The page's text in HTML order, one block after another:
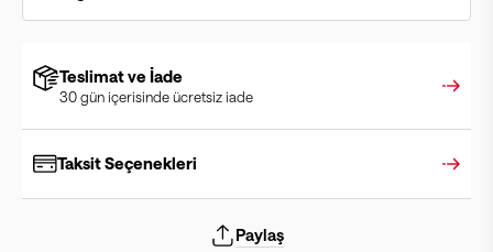
Teslimat ve İade
30 gün içerisinde ücretsiz iade
Taksit Seçenekleri
Paylaş